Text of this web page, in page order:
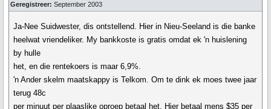
Geregistreer: September 2003
Ja-Nee Suidwester, dis ontstellend. Hier in Nieu-Seeland is die banke
heelwat vriendeliker. My bankkoste is gratis omdat ek 'n huislening
by hulle
het, en die rentekoers is maar 6,9%.
'n Ander skelm maatskappy is Telkom. Om te dink ek moes twee jaar
terug 48c
per minuut per plaaslike oproep betaal het. Hier betaal mens $35 per